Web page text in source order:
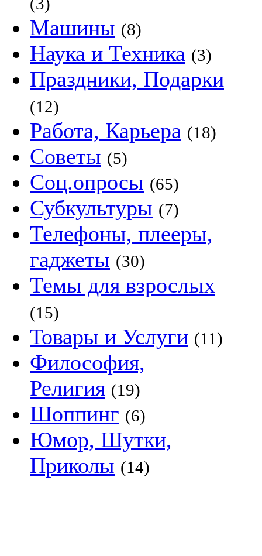
Машины (8)
Наука и Техника (3)
Праздники, Подарки
(12)
Работа, Карьера (18)
Советы (5)
Соц.опросы (65)
Субкультуры (7)
Телефоны, плееры,
гаджеты (30)
Темы для взрослых
(15)
Товары и Услуги (11)
Философия,
Религия (19)
Шоппинг (6)
Юмор, Шутки,
Приколы (14)